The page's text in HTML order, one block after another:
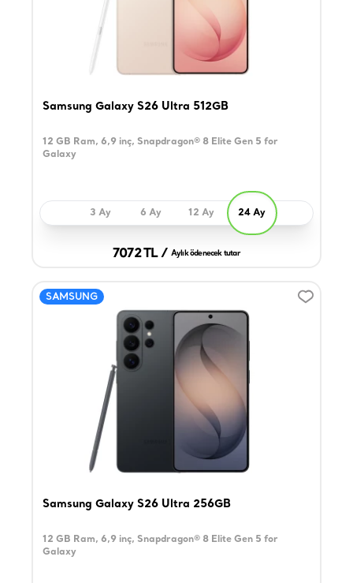
Samsung Galaxy S26 Ultra 512GB
12 GB Ram, 6,9 inç, Snapdragon® 8 Elite Gen 5 for
Galaxy
3 Ay 6 Ay 12 Ay 24 Ay
7072 TL / Aylık ödenecek tutar
SAMSUNG
Samsung Galaxy S26 Ultra 256GB
12 GB Ram, 6,9 inç, Snapdragon® 8 Elite Gen 5 for
Galaxy